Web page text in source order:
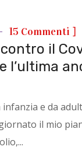
15 Commenti ]
il
l’ultima
e da
il mio